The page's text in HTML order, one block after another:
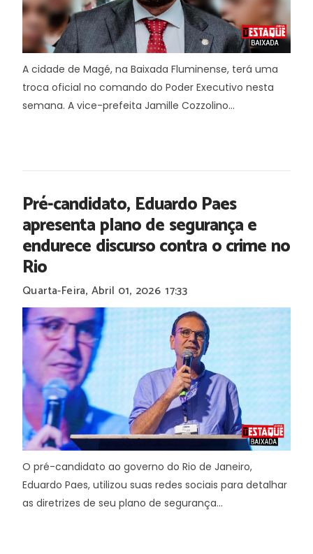
A cidade de Magé, na Baixada Fluminense, terá uma
troca oficial no comando do Poder Executivo nesta
semana. A vice-prefeita Jamille Cozzolino...
Pré-candidato, Eduardo Paes
apresenta plano de segurança e
endurece discurso contra o crime no
Rio
Quarta-Feira, Abril 01, 2026 17:33
O pré-candidato ao governo do Rio de Janeiro,
Eduardo Paes, utilizou suas redes sociais para detalhar
as diretrizes de seu plano de segurança...